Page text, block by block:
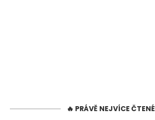
🔥 PRÁVĚ NEJVÍCE ČTENÉ